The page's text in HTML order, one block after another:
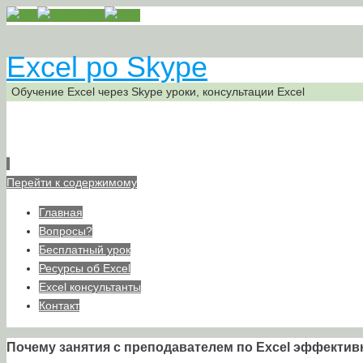
Excel po Skype
Обучение Excel через Skype уроки, консультации Excel
Перейти к содержимому
Главная
Вопросы?
Бесплатный урок
Ресурсы об Excel
Excel консультанты
Контакт
Почему занятия с преподавателем по Excel